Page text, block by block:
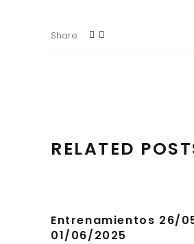
Share
RELATED
Entrenamientos 26/
01/06/2025